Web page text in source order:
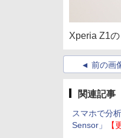
Xperia Z1
前の画
関連記事
スマホで分
Sensor」
【